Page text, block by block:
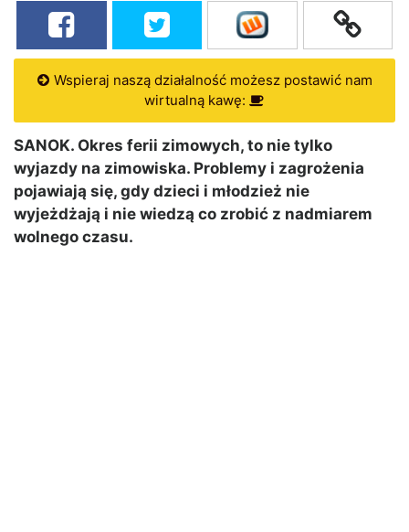
Wspieraj naszą działalność możesz postawić nam
wirtualną kawę:
SANOK. Okres ferii zimowych, to nie tylko
wyjazdy na zimowiska. Problemy i zagrożenia
pojawiają się, gdy dzieci i młodzież nie
wyjeżdżają i nie wiedzą co zrobić z nadmiarem
wolnego czasu.